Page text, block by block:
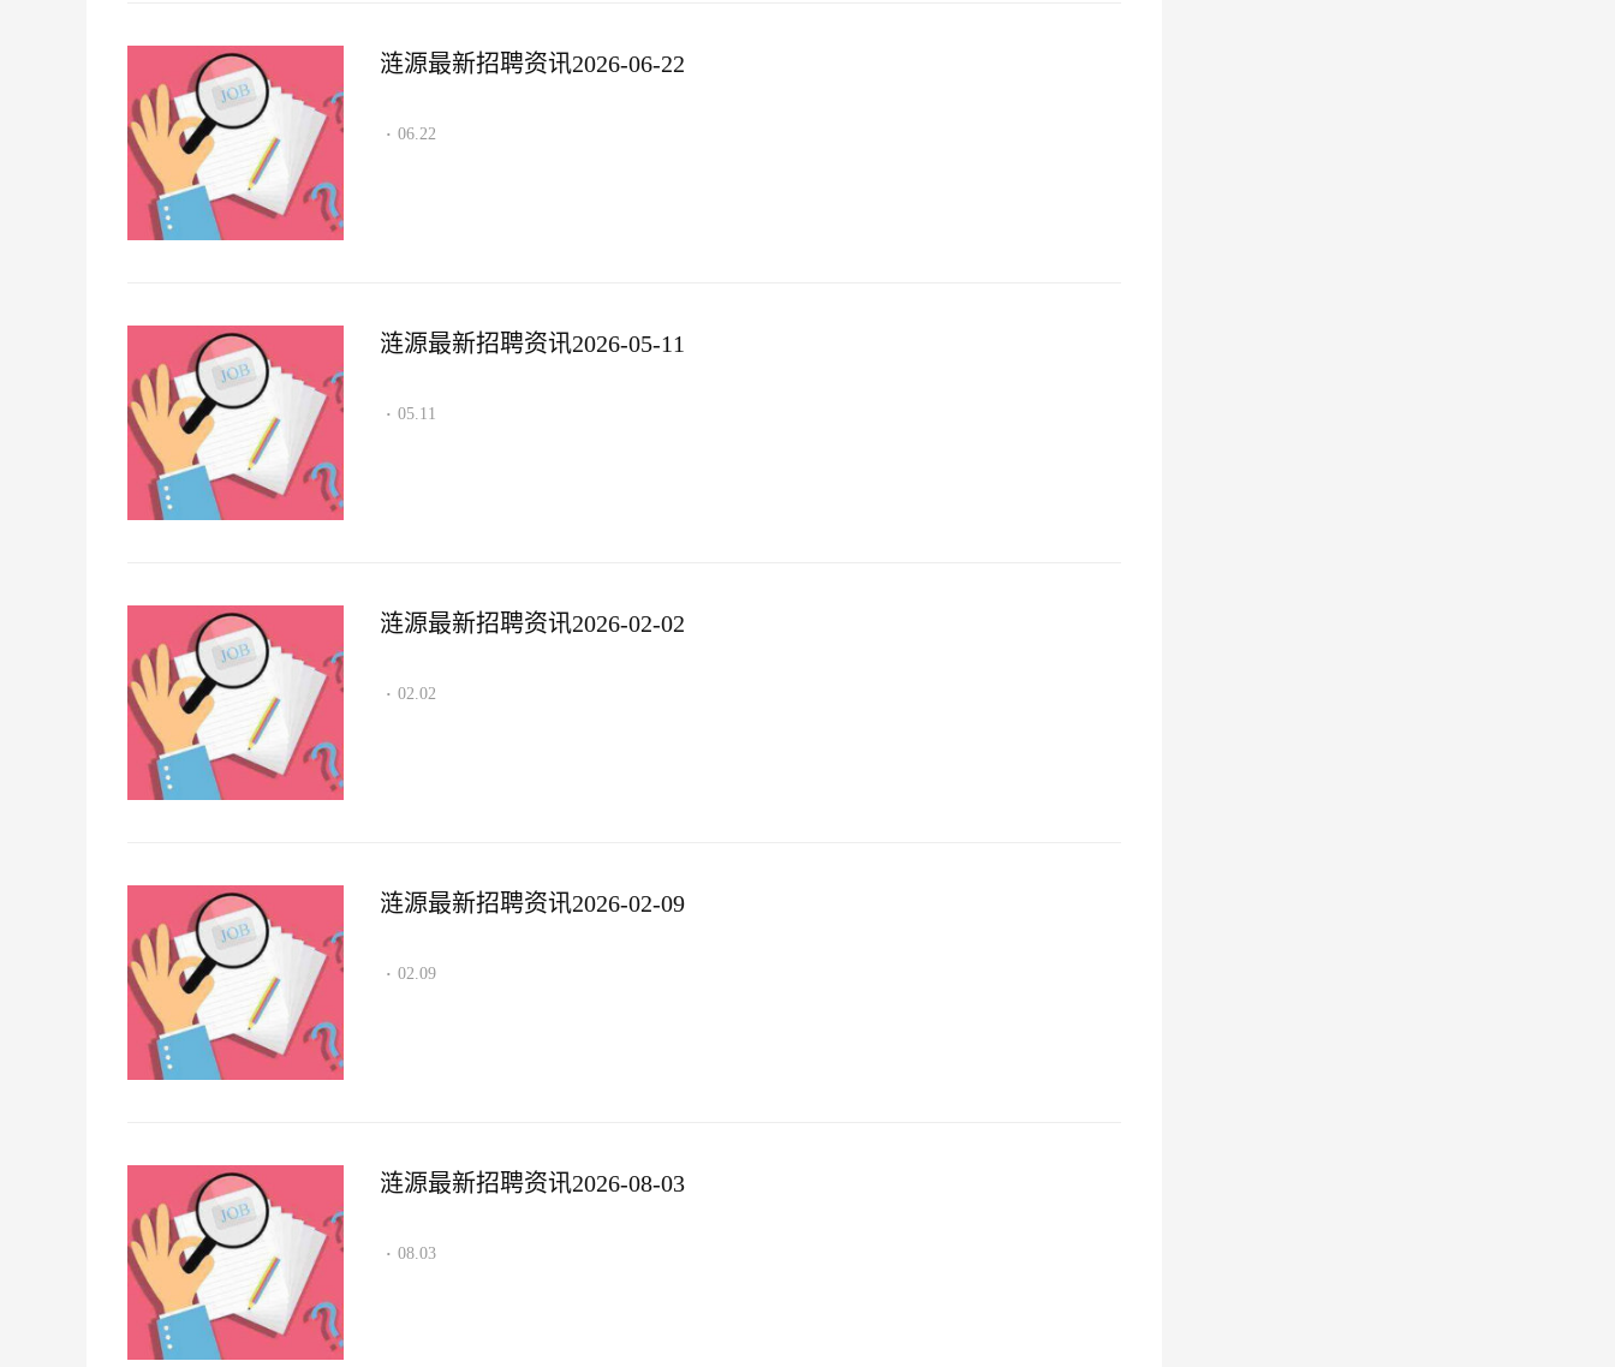
涟源最新招聘资讯2026-06-22
· 06.22
涟源最新招聘资讯2026-05-11
· 05.11
涟源最新招聘资讯2026-02-02
· 02.02
涟源最新招聘资讯2026-02-09
· 02.09
涟源最新招聘资讯2026-08-03
· 08.03